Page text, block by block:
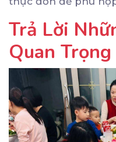
Trả Lời
Quan Trọng